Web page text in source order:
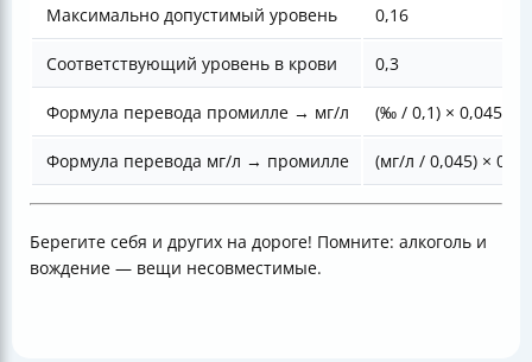
Максимально допустимый уровень 0,16
Соответствующий уровень в крови 0,3
Формула перевода промилле → мг/л (‰ / 0,1) × 0,045
Формула перевода мг/л → промилле (мг/л / 0,045) × 0,1
Берегите себя и других на дороге! Помните: алкоголь и
вождение — вещи несовместимые.